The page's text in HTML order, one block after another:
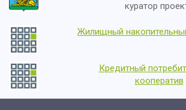
куратор
Жилищный
Кредитный
кооператив